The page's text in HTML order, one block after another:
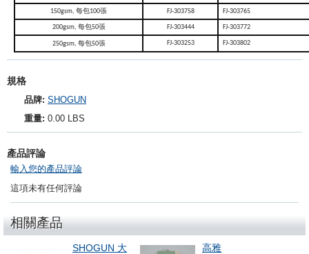
150gsm, 每包100張 FJ-303758 FJ-303765
200gsm, 每包50張 FJ-303444 FJ-303772
250gsm, 每包50張 FJ-303253 FJ-303802
規格
品牌: SHOGUN
重量: 0.00 LBS
產品評論
輸入您的產品評論
這項未有任何評論
相關產品
SHOGUN 大
高雅